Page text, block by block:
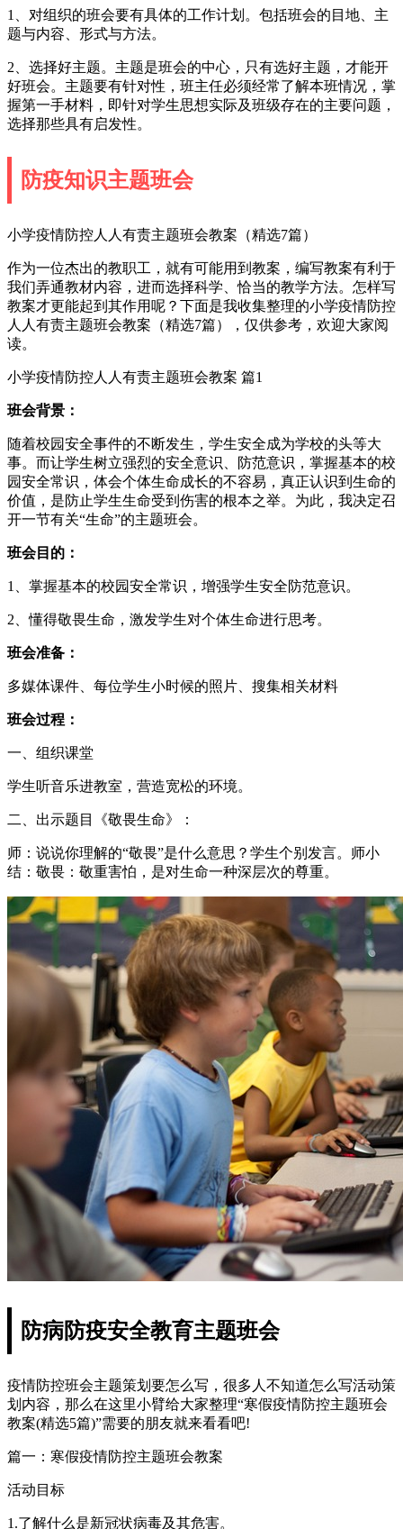
1、对组织的班会要有具体的工作计划。包括班会的目地、主
题与内容、形式与方法。
2、选择好主题。主题是班会的中心，只有选好主题，才能开
好班会。主题要有针对性，班主任必须经常了解本班情况，掌
握第一手材料，即针对学生思想实际及班级存在的主要问题，
选择那些具有启发性。
防疫知识主题班会
小学疫情防控人人有责主题班会教案（精选7篇）
作为一位杰出的教职工，就有可能用到教案，编写教案有利于
我们弄通教材内容，进而选择科学、恰当的教学方法。怎样写
教案才更能起到其作用呢？下面是我收集整理的小学疫情防控
人人有责主题班会教案（精选7篇），仅供参考，欢迎大家阅
读。
小学疫情防控人人有责主题班会教案 篇1
班会背景：
随着校园安全事件的不断发生，学生安全成为学校的头等大
事。而让学生树立强烈的安全意识、防范意识，掌握基本的校
园安全常识，体会个体生命成长的不容易，真正认识到生命的
价值，是防止学生生命受到伤害的根本之举。为此，我决定召
开一节有关“生命”的主题班会。
班会目的：
1、掌握基本的校园安全常识，增强学生安全防范意识。
2、懂得敬畏生命，激发学生对个体生命进行思考。
班会准备：
多媒体课件、每位学生小时候的照片、搜集相关材料
班会过程：
一、组织课堂
学生听音乐进教室，营造宽松的环境。
二、出示题目《敬畏生命》：
师：说说你理解的“敬畏”是什么意思？学生个别发言。师小
结：敬畏：敬重害怕，是对生命一种深层次的尊重。
防病防疫安全教育主题班会
疫情防控班会主题策划要怎么写，很多人不知道怎么写活动策
划内容，那么在这里小臂给大家整理“寒假疫情防控主题班会
教案(精选5篇)”需要的朋友就来看看吧!
篇一：寒假疫情防控主题班会教案
活动目标
1.了解什么是新冠状病毒及其危害。